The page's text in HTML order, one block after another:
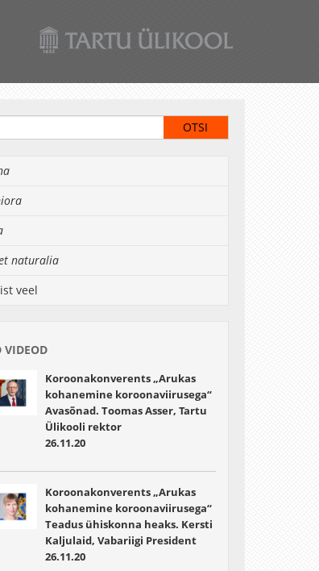
naturalia
veel
VIDEOD
Koroonakonverents „Arukas
kohanemine koroonaviirusega“
Avasõnad. Toomas Asser, Tartu
Ülikooli rektor
26.11.20
Koroonakonverents „Arukas
kohanemine koroonaviirusega“
Teadus ühiskonna heaks. Kersti
Kaljulaid, Vabariigi President
26.11.20